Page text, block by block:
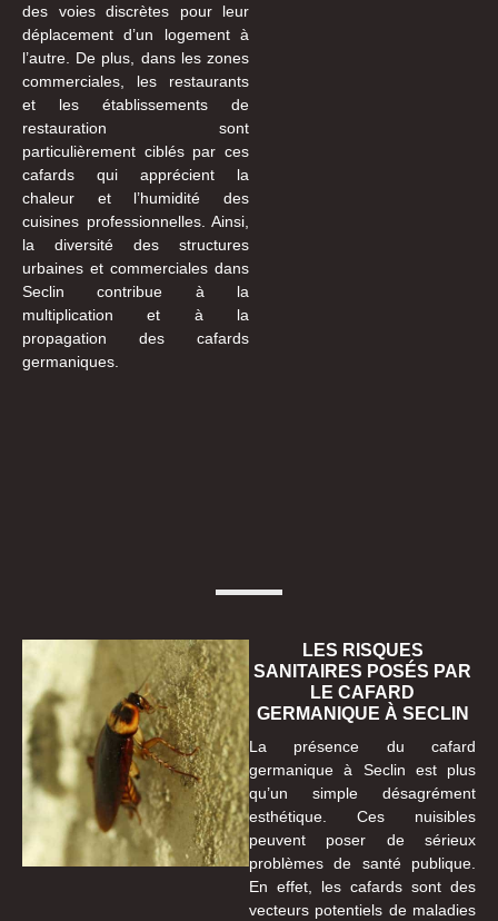
des voies discrètes pour leur
déplacement d’un logement à
l’autre. De plus, dans les zones
commerciales, les restaurants
et les établissements de
restauration sont
particulièrement ciblés par ces
cafards qui apprécient la
chaleur et l’humidité des
cuisines professionnelles. Ainsi,
la diversité des structures
urbaines et commerciales dans
Seclin contribue à la
multiplication et à la
propagation des cafards
germaniques.
LES RISQUES
SANITAIRES POSÉS PAR
LE CAFARD
GERMANIQUE À SECLIN
La présence du cafard
germanique à Seclin est plus
qu’un simple désagrément
esthétique. Ces nuisibles
peuvent poser de sérieux
problèmes de santé publique.
En effet, les cafards sont des
vecteurs potentiels de maladies